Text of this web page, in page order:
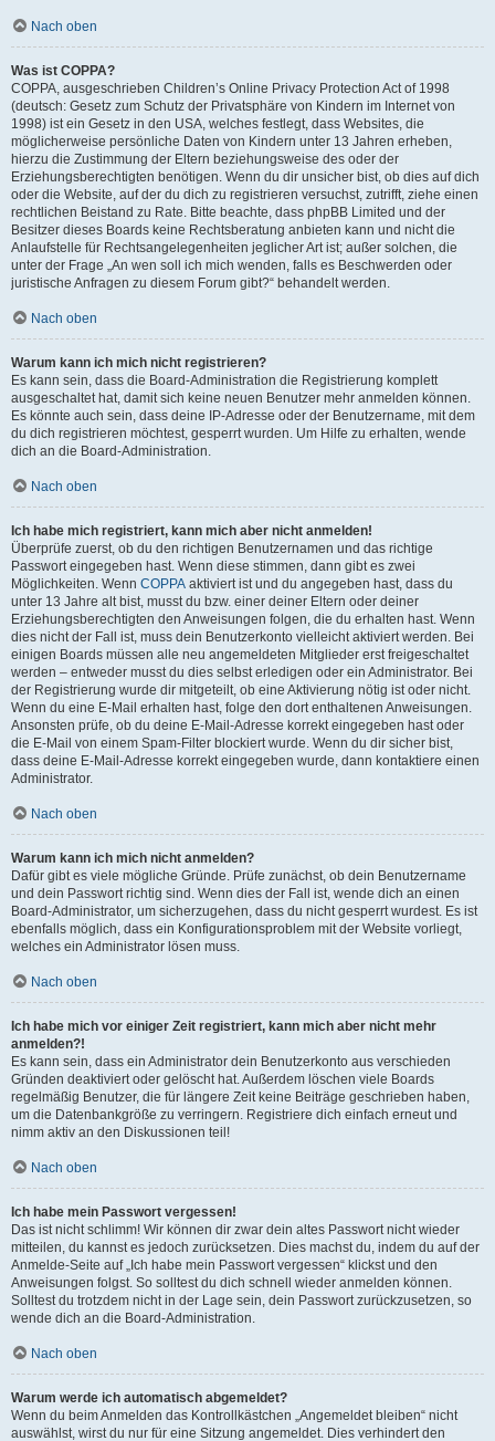
Nach oben
Was ist COPPA?
COPPA, ausgeschrieben Children’s Online Privacy Protection Act of 1998
(deutsch: Gesetz zum Schutz der Privatsphäre von Kindern im Internet von
1998) ist ein Gesetz in den USA, welches festlegt, dass Websites, die
möglicherweise persönliche Daten von Kindern unter 13 Jahren erheben,
hierzu die Zustimmung der Eltern beziehungsweise des oder der
Erziehungsberechtigten benötigen. Wenn du dir unsicher bist, ob dies auf dich
oder die Website, auf der du dich zu registrieren versuchst, zutrifft, ziehe einen
rechtlichen Beistand zu Rate. Bitte beachte, dass phpBB Limited und der
Besitzer dieses Boards keine Rechtsberatung anbieten kann und nicht die
Anlaufstelle für Rechtsangelegenheiten jeglicher Art ist; außer solchen, die
unter der Frage „An wen soll ich mich wenden, falls es Beschwerden oder
juristische Anfragen zu diesem Forum gibt?“ behandelt werden.
Nach oben
Warum kann ich mich nicht registrieren?
Es kann sein, dass die Board-Administration die Registrierung komplett
ausgeschaltet hat, damit sich keine neuen Benutzer mehr anmelden können.
Es könnte auch sein, dass deine IP-Adresse oder der Benutzername, mit dem
du dich registrieren möchtest, gesperrt wurden. Um Hilfe zu erhalten, wende
dich an die Board-Administration.
Nach oben
Ich habe mich registriert, kann mich aber nicht anmelden!
Überprüfe zuerst, ob du den richtigen Benutzernamen und das richtige
Passwort eingegeben hast. Wenn diese stimmen, dann gibt es zwei
Möglichkeiten. Wenn COPPA aktiviert ist und du angegeben hast, dass du
unter 13 Jahre alt bist, musst du bzw. einer deiner Eltern oder deiner
Erziehungsberechtigten den Anweisungen folgen, die du erhalten hast. Wenn
dies nicht der Fall ist, muss dein Benutzerkonto vielleicht aktiviert werden. Bei
einigen Boards müssen alle neu angemeldeten Mitglieder erst freigeschaltet
werden – entweder musst du dies selbst erledigen oder ein Administrator. Bei
der Registrierung wurde dir mitgeteilt, ob eine Aktivierung nötig ist oder nicht.
Wenn du eine E-Mail erhalten hast, folge den dort enthaltenen Anweisungen.
Ansonsten prüfe, ob du deine E-Mail-Adresse korrekt eingegeben hast oder
die E-Mail von einem Spam-Filter blockiert wurde. Wenn du dir sicher bist,
dass deine E-Mail-Adresse korrekt eingegeben wurde, dann kontaktiere einen
Administrator.
Nach oben
Warum kann ich mich nicht anmelden?
Dafür gibt es viele mögliche Gründe. Prüfe zunächst, ob dein Benutzername
und dein Passwort richtig sind. Wenn dies der Fall ist, wende dich an einen
Board-Administrator, um sicherzugehen, dass du nicht gesperrt wurdest. Es ist
ebenfalls möglich, dass ein Konfigurationsproblem mit der Website vorliegt,
welches ein Administrator lösen muss.
Nach oben
Ich habe mich vor einiger Zeit registriert, kann mich aber nicht mehr
anmelden?!
Es kann sein, dass ein Administrator dein Benutzerkonto aus verschieden
Gründen deaktiviert oder gelöscht hat. Außerdem löschen viele Boards
regelmäßig Benutzer, die für längere Zeit keine Beiträge geschrieben haben,
um die Datenbankgröße zu verringern. Registriere dich einfach erneut und
nimm aktiv an den Diskussionen teil!
Nach oben
Ich habe mein Passwort vergessen!
Das ist nicht schlimm! Wir können dir zwar dein altes Passwort nicht wieder
mitteilen, du kannst es jedoch zurücksetzen. Dies machst du, indem du auf der
Anmelde-Seite auf „Ich habe mein Passwort vergessen“ klickst und den
Anweisungen folgst. So solltest du dich schnell wieder anmelden können.
Solltest du trotzdem nicht in der Lage sein, dein Passwort zurückzusetzen, so
wende dich an die Board-Administration.
Nach oben
Warum werde ich automatisch abgemeldet?
Wenn du beim Anmelden das Kontrollkästchen „Angemeldet bleiben“ nicht
auswählst, wirst du nur für eine Sitzung angemeldet. Dies verhindert den